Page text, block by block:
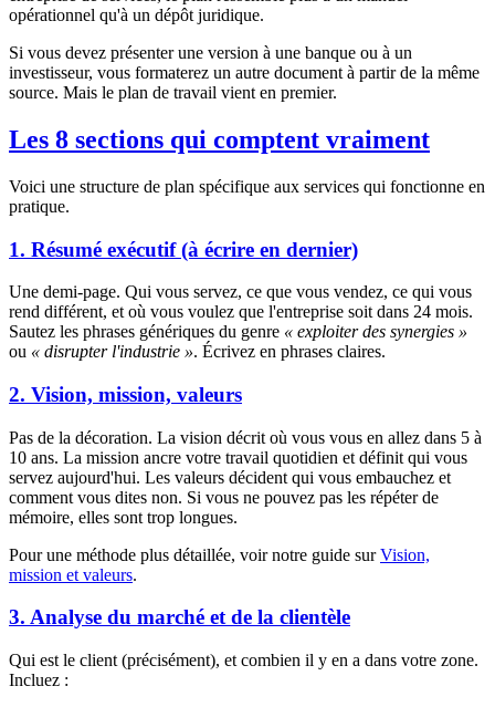
opérationnel qu'à un dépôt juridique.
Si vous devez présenter une version à une banque ou à un
investisseur, vous formaterez un autre document à partir de la même
source. Mais le plan de travail vient en premier.
Les 8 sections qui comptent vraiment
Voici une structure de plan spécifique aux services qui fonctionne en
pratique.
1. Résumé exécutif (à écrire en dernier)
Une demi-page. Qui vous servez, ce que vous vendez, ce qui vous
rend différent, et où vous voulez que l'entreprise soit dans 24 mois.
Sautez les phrases génériques du genre « exploiter des synergies »
ou « disrupter l'industrie ». Écrivez en phrases claires.
2. Vision, mission, valeurs
Pas de la décoration. La vision décrit où vous vous en allez dans 5 à
10 ans. La mission ancre votre travail quotidien et définit qui vous
servez aujourd'hui. Les valeurs décident qui vous embauchez et
comment vous dites non. Si vous ne pouvez pas les répéter de
mémoire, elles sont trop longues.
Pour une méthode plus détaillée, voir notre guide surVision,
mission et valeurs.
3. Analyse du marché et de la clientèle
Qui est le client (précisément), et combien il y en a dans votre zone.
Incluez :